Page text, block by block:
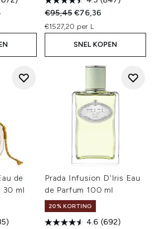
Price:
Recommended Retail Price:
€95,45Huidige prijs:
€76,36
€1527,20 per L
SNEL KOPEN
de
30 ml
Prada Infusion D'Iris Eau
de Parfum 100 ml
20% KORTING
4.6 (692)